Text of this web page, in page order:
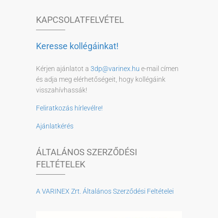
KAPCSOLATFELVÉTEL
Keresse kollégáinkat!
Kérjen ajánlatot a 3dp@varinex.hu e-mail címen
és adja meg elérhetőségeit, hogy kollégáink
visszahívhassák!
Feliratkozás hírlevélre!
Ajánlatkérés
ÁLTALÁNOS SZERZŐDÉSI
FELTÉTELEK
A VARINEX Zrt. Általános Szerződési Feltételei